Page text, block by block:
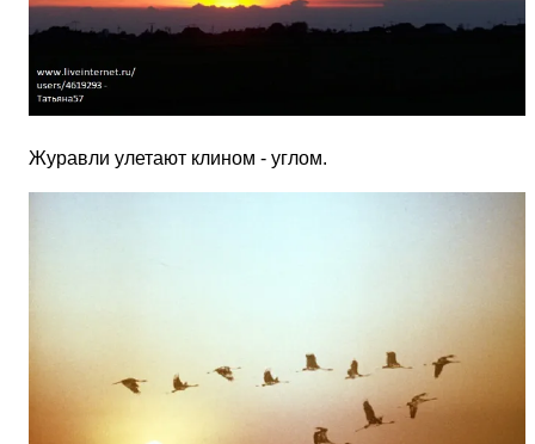
Журавли улетают клином - углом.